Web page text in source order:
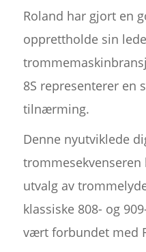
Roland har gjort en
opprettholde sin
8S representerer en
tilnærming.
Denne nyutviklede
utvalg av
klassiske 808- og
vært forbundet med